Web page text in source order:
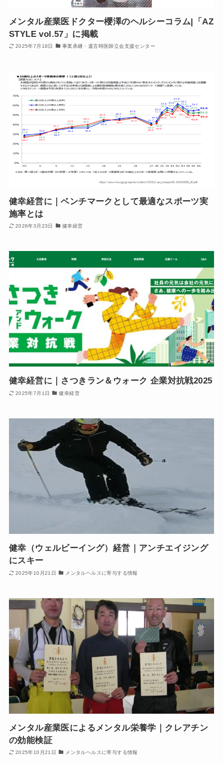
メンタル産業医ドクター櫻澤のヘルシーコラム|「AZ
STYLE vol.57」に掲載
2025年7月18日 事業承継・遺言時医師立会支援センター
健幸経営に｜ベンチマークとして最適なスポーツ実
施率とは
2026年3月23日 健幸経営
健幸経営に｜さつきラン＆ウォーク 企業対抗戦2025
2025年7月1日 健幸経営
健幸（ウェルビーイング）経営｜アンチエイジング
にスキー
2025年10月21日 メンタルヘルスに寄与する情報
メンタル産業医によるメンタル栄養学｜クレアチン
の効能検証
2025年10月21日 メンタルヘルスに寄与する情報